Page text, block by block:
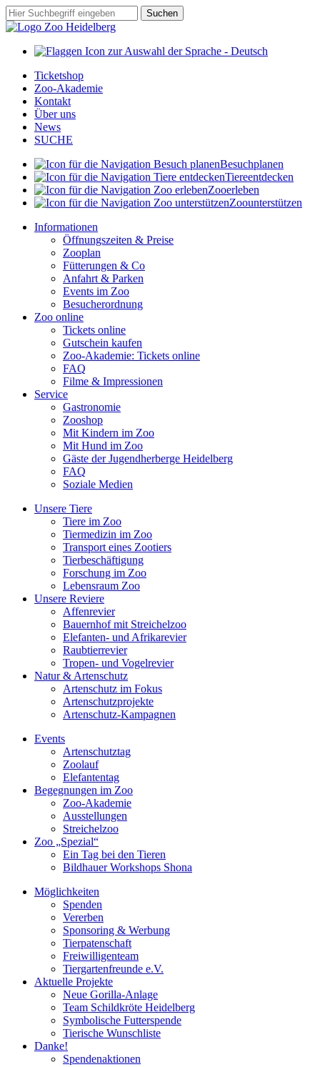
Zum
Hauptinhalt
springen
Suchbegriff Suchen
Ticketshop
Zoo-Akademie
Kontakt
Über uns
News
SUCHE
Besuchplanen
Tiereentdecken
Zooerleben
Zoounterstützen
Informationen
Öffnungszeiten & Preise
Zooplan
Fütterungen & Co
Anfahrt & Parken
Events im Zoo
Besucherordnung
Zoo online
Tickets online
Gutschein kaufen
Zoo-Akademie: Tickets online
FAQ
Filme & Impressionen
Service
Gastronomie
Zooshop
Mit Kindern im Zoo
Mit Hund im Zoo
Gäste der Jugendherberge Heidelberg
FAQ
Soziale Medien
Unsere Tiere
Tiere im Zoo
Tiermedizin im Zoo
Transport eines Zootiers
Tierbeschäftigung
Forschung im Zoo
Lebensraum Zoo
Unsere Reviere
Affenrevier
Bauernhof mit Streichelzoo
Elefanten- und Afrikarevier
Raubtierrevier
Tropen- und Vogelrevier
Natur & Artenschutz
Artenschutz im Fokus
Artenschutzprojekte
Artenschutz-Kampagnen
Events
Artenschutztag
Zoolauf
Elefantentag
Begegnungen im Zoo
Zoo-Akademie
Ausstellungen
Streichelzoo
Zoo „Spezial“
Ein Tag bei den Tieren
Bildhauer Workshops Shona
Möglichkeiten
Spenden
Vererben
Sponsoring & Werbung
Tierpatenschaft
Freiwilligenteam
Tiergartenfreunde e.V.
Aktuelle Projekte
Neue Gorilla-Anlage
Team Schildkröte Heidelberg
Symbolische Futterspende
Tierische Wunschliste
Danke!
Spendenaktionen